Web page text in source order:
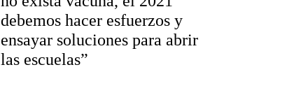
debemos hacer esfuerzos y
ensayar soluciones para abrir
las escuelas”